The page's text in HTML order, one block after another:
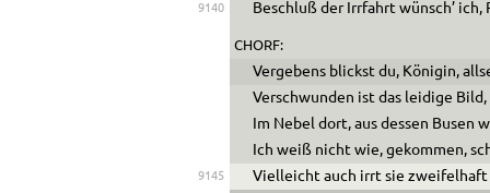
9140 Beschluß der Irrfahrt wünsch’ ich,
CHORF:
Vergebens blickst du, Königin,
Verschwunden ist das leidige
Im Nebel dort, aus dessen Busen
Ich weiß nicht wie, gekommen,
9145
Vielleicht auch irrt sie